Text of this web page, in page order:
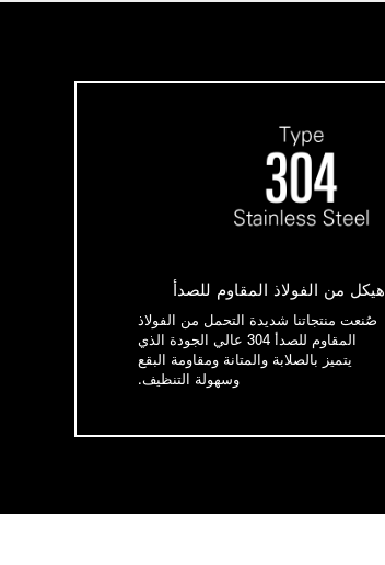
هيكل من الفولاذ المقاوم للصدأ
صُنعت منتجاتنا شديدة التحمل من الفولاذ
المقاوم للصدأ 304 عالي الجودة الذي
يتميز بالصلابة والمتانة ومقاومة البقع
وسهولة التنظيف.